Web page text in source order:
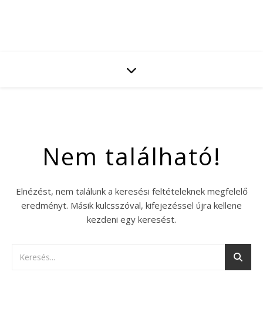
Nem található!
Elnézést, nem találunk a keresési feltételeknek megfelelő
eredményt. Másik kulcsszóval, kifejezéssel újra kellene
kezdeni egy keresést.